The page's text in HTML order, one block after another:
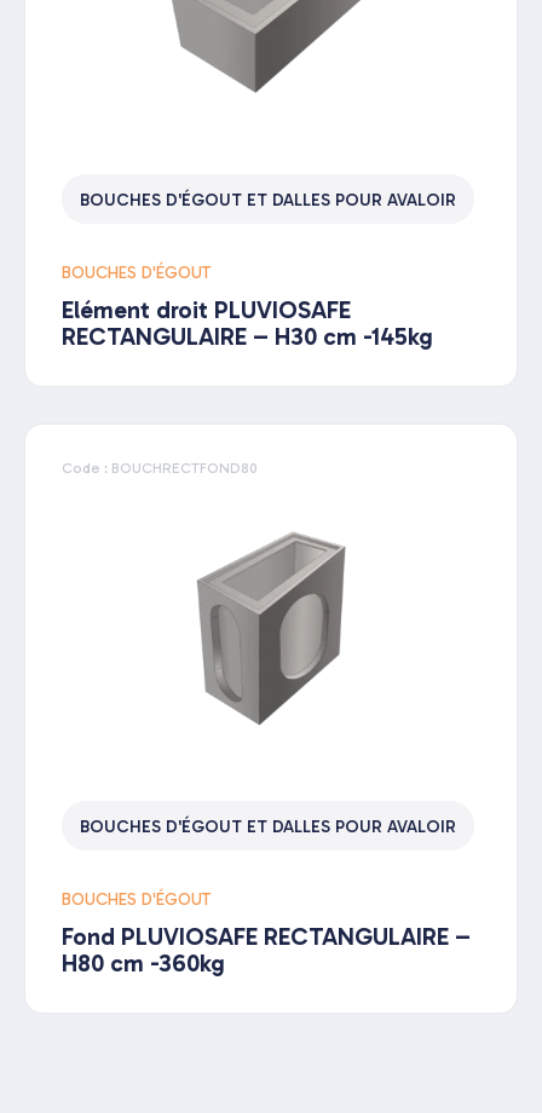
BOUCHES D'ÉGOUT ET DALLES POUR AVALOIR
BOUCHES D'ÉGOUT
Elément droit PLUVIOSAFE
RECTANGULAIRE – H30 cm -145kg
Code : BOUCHRECTFOND80
BOUCHES D'ÉGOUT ET DALLES POUR AVALOIR
BOUCHES D'ÉGOUT
Fond PLUVIOSAFE RECTANGULAIRE –
H80 cm -360kg